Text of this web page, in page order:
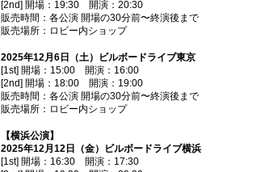
[2nd] 開場：19:30 開演：20:30
販売時間：各公演 開場の30分前〜終演後まで
販売場所：ロビー内ショップ
2025年12月6日（土）ビルボードライブ東京
[1st] 開場：15:00 開演：16:00
[2nd] 開場：18:00 開演：19:00
販売時間：各公演 開場の30分前〜終演後まで
販売場所：ロビー内ショップ
【横浜公演】
2025年12月12日（金）ビルボードライブ横浜
[1st] 開場：16:30 開演：17:30